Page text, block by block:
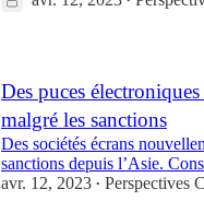
Des puces
malgré les sanctions
Des sociétés écrans
sanctions depuis l’Asie.
avr. 12, 2023 • Perspectives